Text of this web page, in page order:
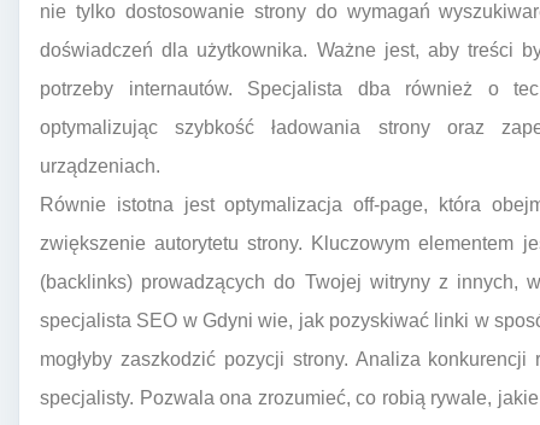
nie tylko dostosowanie strony do wymagań
doświadczeń dla użytkownika. Ważne jest, aby treści
potrzeby internautów. Specjalista dba również o
optymalizując szybkość ładowania strony oraz
urządzeniach.
Równie istotna jest optymalizacja off-page, która
zwiększenie autorytetu strony. Kluczowym elementem
(backlinks) prowadzących do Twojej witryny z innych,
specjalista SEO w Gdyni wie, jak pozyskiwać linki w
mogłyby zaszkodzić pozycji strony. Analiza
specjalisty. Pozwala ona zrozumieć, co robią rywale,